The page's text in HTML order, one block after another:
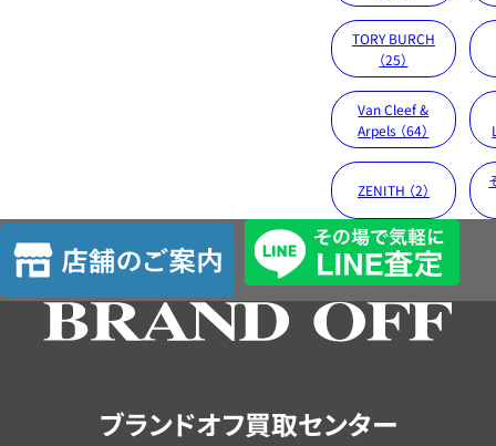
TORY BURCH
（25）
Van Cleef &
Arpels （64）
ZENITH （2）
店
舗
の
ブランドオフ買取センター